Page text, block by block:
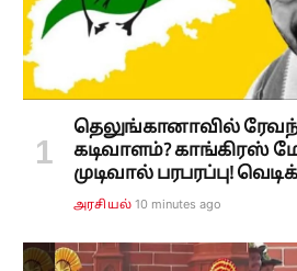
தெலுங்கானாவில்
கடிவாளம்? காங்கிரஸ்
முடிவால் பரபரப்பு!
அரசியல் 10 minutes ago